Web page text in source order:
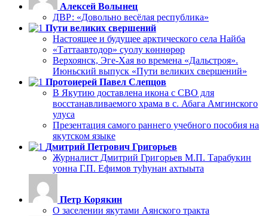
Алексей Волынец
ДВР: «Довольно весёлая республика»
Пути великих свершений
Настоящее и будущее арктического села Найба
«Таттаавтодор» суолу көннөрөр
Верхоянск, Эге-Хая во времена «Дальстроя».
Июньский выпуск «Пути великих свершений»
Протоиерей Павел Слепцов
В Якутию доставлена икона с СВО для
восстанавливаемого храма в с. Абага Амгинского
улуса
Презентация самого раннего учебного пособия на
якутском языке
Дмитрий Петрович Григорьев
Журналист Дмитрий Григорьев М.П. Тарабукин
уонна Г.П. Ефимов туһунан ахтыыта
Петр Корякин
О заселении якутами Аянского тракта